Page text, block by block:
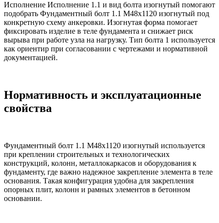
Исполнение Исполнение 1.1 и вид болта изогнутый помогают
подобрать Фундаментный болт 1.1 М48х1120 изогнутый под
конкретную схему анкеровки. Изогнутая форма помогает
фиксировать изделие в теле фундамента и снижает риск
вырыва при работе узла на нагрузку. Тип болта 1 используется
как ориентир при согласовании с чертежами и нормативной
документацией.
Нормативность и эксплуатационные
свойства
Фундаментный болт 1.1 М48х1120 изогнутый используется
при креплении строительных и технологических
конструкций, колонн, металлокаркасов и оборудования к
фундаменту, где важно надежное закрепление элемента в теле
основания. Такая конфигурация удобна для закрепления
опорных плит, колонн и рамных элементов в бетонном
основании.